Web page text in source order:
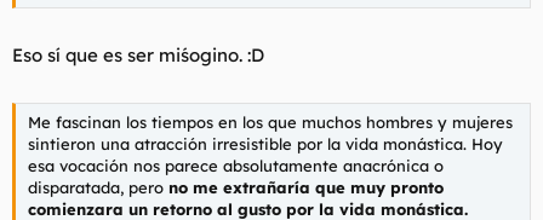
Eso sí que es ser miśogino. :D
Me fascinan los tiempos en los que muchos hombres y mujeres
sintieron una atracción irresistible por la vida monástica. Hoy
esa vocación nos parece absolutamente anacrónica o
disparatada, pero no me extrañaría que muy pronto
comienzara un retorno al gusto por la vida monástica.